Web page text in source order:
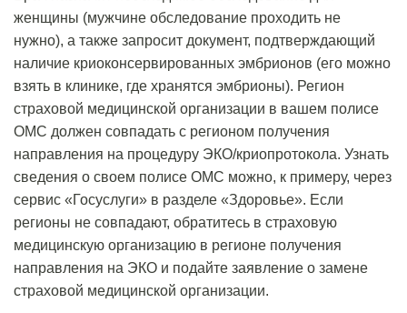
женщины (мужчине обследование проходить не
нужно), а также запросит документ, подтверждающий
наличие криоконсервированных эмбрионов (его можно
взять в клинике, где хранятся эмбрионы). Регион
страховой медицинской организации в вашем полисе
ОМС должен совпадать с регионом получения
направления на процедуру ЭКО/криопротокола. Узнать
сведения о своем полисе ОМС можно, к примеру, через
сервис «Госуслуги» в разделе «Здоровье». Если
регионы не совпадают, обратитесь в страховую
медицинскую организацию в регионе получения
направления на ЭКО и подайте заявление о замене
страховой медицинской организации.